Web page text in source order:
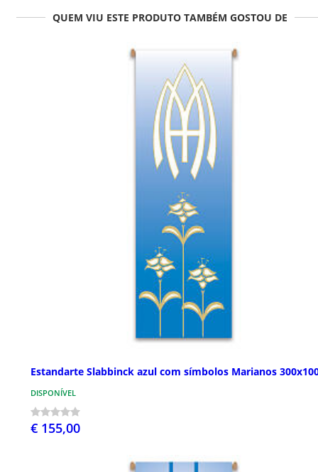
QUEM VIU ESTE PRODUTO TAMBÉM GOSTOU DE
Estandarte Slabbinck azul com símbolos Marianos
DISPONÍVEL
€ 155,00